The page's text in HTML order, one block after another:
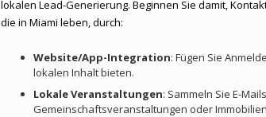
lokalen Lead-Generierung. Beginnen Sie damit,
die in Miami leben, durch:
Website/App-Integration: Fügen Sie
lokalen Inhalt bieten.
Lokale Veranstaltungen: Sammeln Sie E-
Gemeinschaftsveranstaltungen oder